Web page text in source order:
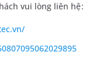
vui lòng liên hệ: